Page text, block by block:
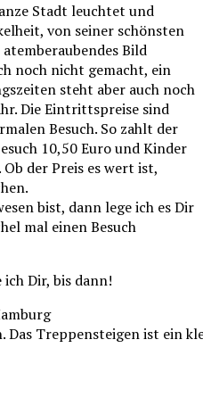
Stadt leuchtet und
von seiner schönsten
Bild
noch nicht gemacht, ein
steht aber auch noch
Die Eintrittspreise sind
Besuch. So zahlt der
10,50 Euro und Kinder
der Preis es wert ist,
bist, dann lege ich es Dir
mal einen Besuch
Dir, bis dann!
Das Treppensteigen ist ein